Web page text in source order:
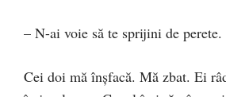
– N-ai voie să te sprijini de perete.
Cei doi mă înșfacă. Mă zbat. Ei